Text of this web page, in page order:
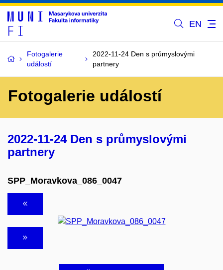
EN
Fotogalerie
událostí
2022-11-24 Den s průmyslovými
partnery
Fotogalerie událostí
2022-11-24 Den s průmyslovými
partnery
SPP_Moravkova_086_0047